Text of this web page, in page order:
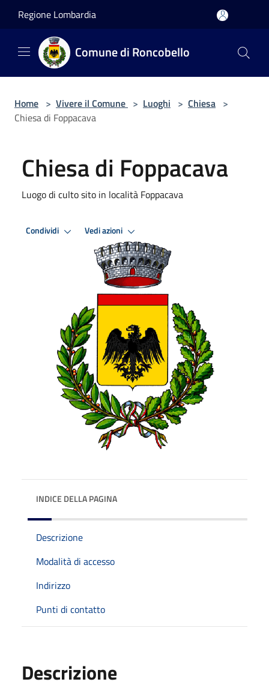
Regione Lombardia
Comune di Roncobello
Home > Vivere il Comune > Luoghi > Chiesa >
Chiesa di Foppacava
Chiesa di Foppacava
Luogo di culto sito in località Foppacava
Condividi Vedi azioni
INDICE DELLA PAGINA
Descrizione
Modalità di accesso
Indirizzo
Punti di contatto
Descrizione